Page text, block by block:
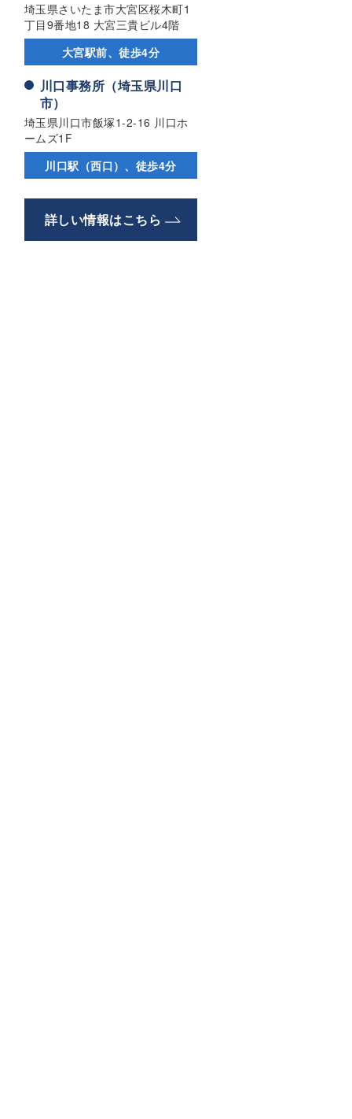
埼玉県さいたま市大宮区桜木町1
丁目9番地18 大宮三貴ビル4階
大宮駅前、徒歩4分
川口事務所（埼玉県川口
市）
埼玉県川口市飯塚1-2-16 川口ホ
ームズ1F
川口駅（西口）、徒歩4分
詳しい情報はこちら